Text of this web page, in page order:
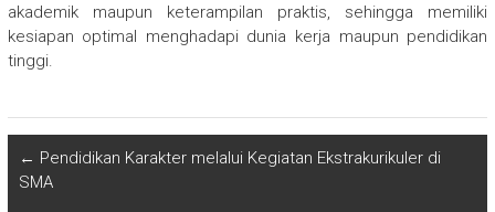
akademik maupun keterampilan praktis, sehingga memiliki
kesiapan optimal menghadapi dunia kerja maupun pendidikan
tinggi.
← Pendidikan Karakter melalui Kegiatan Ekstrakurikuler di
SMA